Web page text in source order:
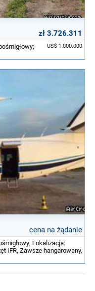
zł 3.726.311
US$ 1.000.000
cena na żądanie
Lokalizacja:
IFR, Zawsze hangarowany,